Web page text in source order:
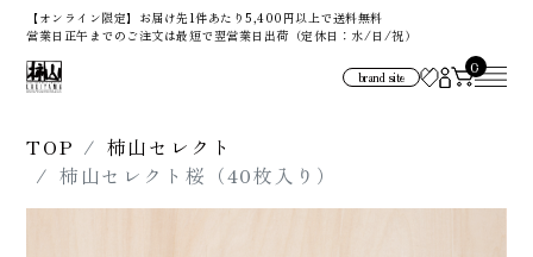
【オンライン限定】お届け先1件あたり5,400円以上で送料無料
営業日正午までのご注文は最短で翌営業日出荷（定休日：水/日/祝）
brand site 0
TOP
柿山セレクト
柿山セレクト桜（40枚入り）